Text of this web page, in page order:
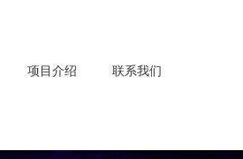
项目介绍 联系我们